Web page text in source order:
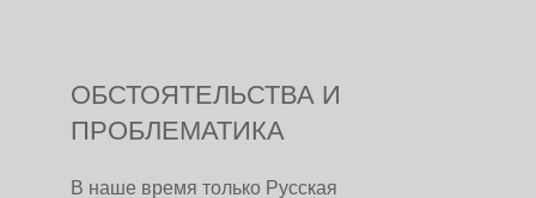
ОБСТОЯТЕЛЬСТВА И
ПРОБЛЕМАТИКА
В наше время только Русская